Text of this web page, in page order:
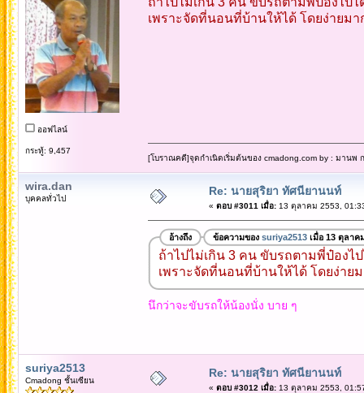
ออฟไลน์
กระทู้: 9,457
เพราะจัดที่นอนที่บ้านให้ได้ โดยง่ายมา
[โบราณคดี]จุดกำเนิดเริ่มต้นของ cmadong.com by : มานพ
wira.dan
บุคคลทั่วไป
Re: นายสุริยา ทัศนียานนท์
« ตอบ #3011 เมื่อ:13 ตุลาคม 2553,
อ้างถึง ข้อความของ suriya2513เมื่อ 13 ตุลาค
ถ้าไปไม่เกิน 3 คน ขับรถตามพี่ป๋องไป
เพราะจัดที่นอนที่บ้านให้ได้ โดยง่าย
นึกว่าจะขับรถให้น้องนั่ง บาย ๆ
suriya2513
Cmadong ชั้นเซียน
Re: นายสุริยา ทัศนียานนท์
« ตอบ #3012 เมื่อ:13 ตุลาคม 2553,